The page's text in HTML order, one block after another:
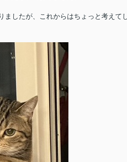
ましたが、これからはちょっと考えて